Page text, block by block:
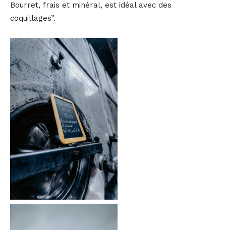
Bourret, frais et minéral, est idéal avec des
coquillages”.